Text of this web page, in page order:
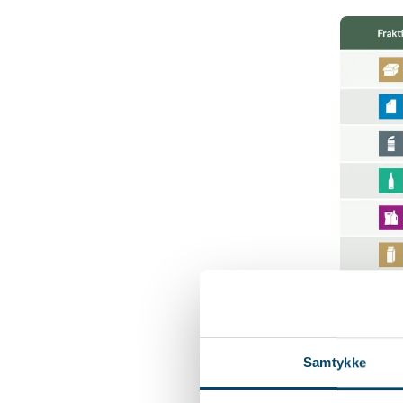
SamtykkeKlik her
jpg-fil.